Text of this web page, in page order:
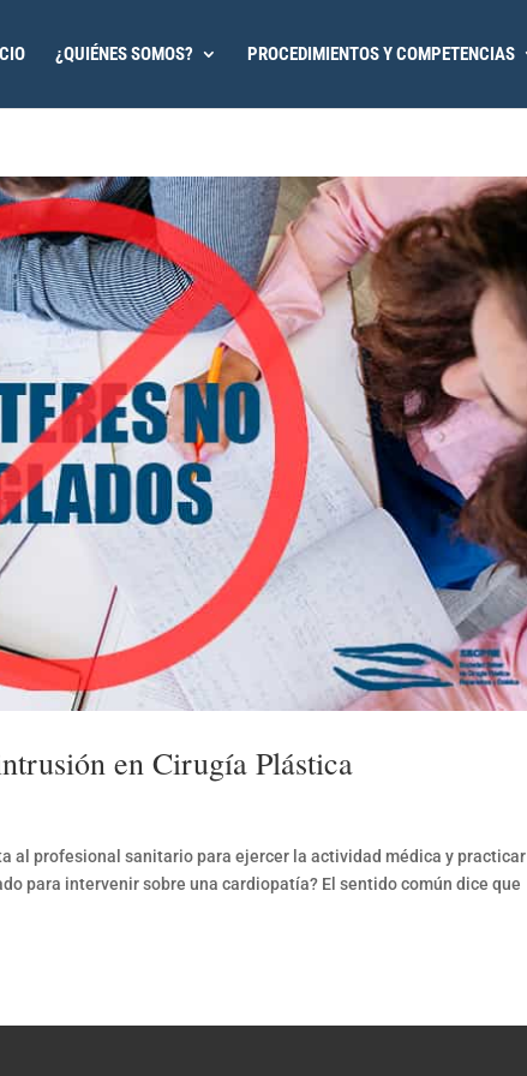
¿QUIÉNES SOMOS? PROCEDIMIENTOS Y COMPETENCIAS
en Cirugía Plástica
al profesional sanitario para ejercer la actividad médica y practicar
para intervenir sobre una cardiopatía? El sentido común dice que